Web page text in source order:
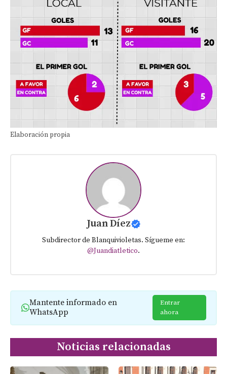
Elaboración propia
Juan Díez
Subdirector de Blanquivioletas. Sígueme en:
@Juandiatletico.
Mantente informado en
WhatsApp
Entrar
ahora
Noticias relacionadas